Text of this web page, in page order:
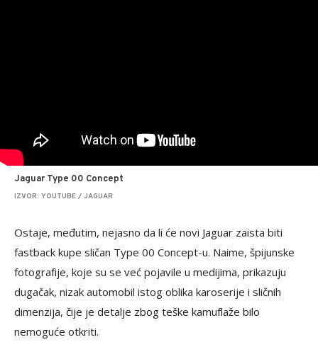
Jaguar Type 00 Concept
IZVOR: YOUTUBE / JAGUAR
Ostaje, međutim, nejasno da li će novi Jaguar zaista biti
fastback kupe sličan Type 00 Concept-u. Naime, špijunske
fotografije, koje su se već pojavile u medijima, prikazuju
dugačak, nizak automobil istog oblika karoserije i sličnih
dimenzija, čije je detalje zbog teške kamuflaže bilo
nemoguće otkriti.